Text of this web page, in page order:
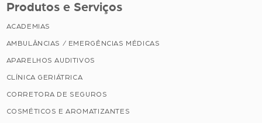
Produtos e Serviços
ACADEMIAS
AMBULÂNCIAS / EMERGÊNCIAS MÉDICAS
APARELHOS AUDITIVOS
CLÍNICA GERIÁTRICA
CORRETORA DE SEGUROS
COSMÉTICOS E AROMATIZANTES